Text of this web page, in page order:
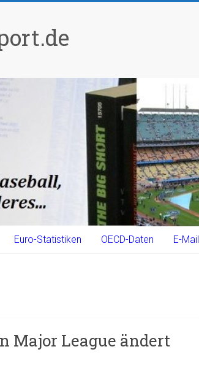
Euro-Statistiken OECD-Daten E-Mail
Major League ändert